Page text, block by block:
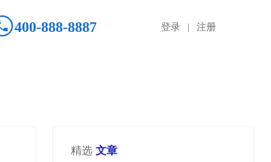
400-888-8887 登录 | 注册
精选 文章